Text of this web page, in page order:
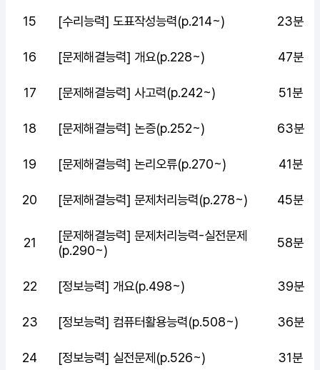
15 [수리능력] 도표작성능력(p.214~) 23분
16 [문제해결능력] 개요(p.228~) 47분
17 [문제해결능력] 사고력(p.242~) 51분
18 [문제해결능력] 논증(p.252~) 63분
19 [문제해결능력] 논리오류(p.270~) 41분
20 [문제해결능력] 문제처리능력(p.278~) 45분
21
[문제해결능력] 문제처리능력-실전문제
(p.290~)
58분
22 [정보능력] 개요(p.498~) 39분
23 [정보능력] 컴퓨터활용능력(p.508~) 36분
24 [정보능력] 실전문제(p.526~) 31분